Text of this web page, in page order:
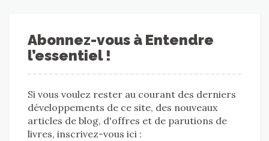
Abonnez-vous à Entendre
l’essentiel !
Si vous voulez rester au courant des derniers
développements de ce site, des nouveaux
articles de blog, d'offres et de parutions de
livres, inscrivez-vous ici :